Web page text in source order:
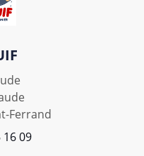
Ferrand
16 09